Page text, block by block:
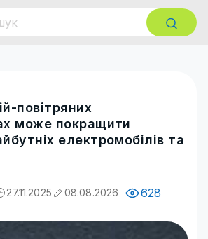
повітряних
може покращити
електромобілів та
27.11.2025 08.08.2026 628